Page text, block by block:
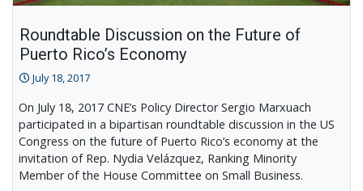
Roundtable Discussion on the Future of
Puerto Rico’s Economy
July 18, 2017
On July 18, 2017 CNE’s Policy Director Sergio Marxuach
participated in a bipartisan roundtable discussion in the US
Congress on the future of Puerto Rico’s economy at the
invitation of Rep. Nydia Velázquez, Ranking Minority
Member of the House Committee on Small Business.